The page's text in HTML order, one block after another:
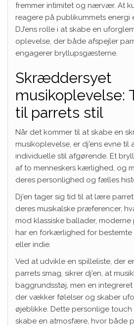
fremmer intimitet og nærvær. At
reagere på publikummets energi
DJ’ens rolle i at skabe en
oplevelse, der både afspejler
engagerer bryllupsgæsterne.
Skræddersyet
musikoplevelse:
til parrets stil
Når det kommer til at skabe en
musikoplevelse, er dj’ens evne til
individuelle stil afgørende. Et
af to menneskers kærlighed, og
deres personlighed og fælles
Dj’en tager sig tid til at lære
deres musikalske præferencer,
mod klassiske ballader,
har en forkærlighed for bestemte
eller indie.
Ved at udvikle en spilleliste, der
parrets smag, sikrer dj’en, at
baggrundsstøj, men en
der vækker følelser og skaber
øjeblikke. Dette personlige
skabe en atmosfære, hvor både